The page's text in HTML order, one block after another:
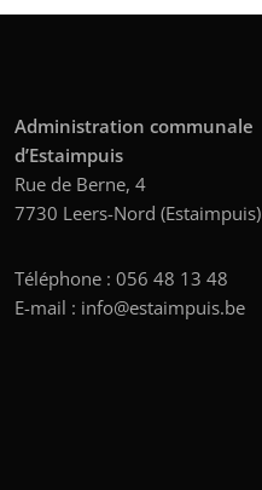
Administration communale
d’Estaimpuis
Rue de Berne, 4
7730 Leers-Nord (Estaimpuis)
Téléphone : 056 48 13 48
E-mail : info@estaimpuis.be